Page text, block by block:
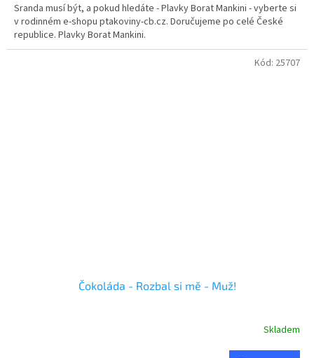
z
5
hvězdiček.
Sranda musí být, a pokud hledáte - Plavky Borat Mankini - vyberte si
v rodinném e-shopu ptakoviny-cb.cz. Doručujeme po celé České
republice. Plavky Borat Mankini.
Čokoláda - Rozbal si mě - Muž!
Skladem
Kód: 25707